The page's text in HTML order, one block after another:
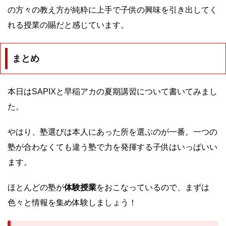
の方々の教え方が純粋に上手で子供の興味を引き出してく
れる授業の賜だと感じています。
まとめ
本日はSAPIXと早稲アカの夏期講習について書いてみまし
た。
やはり、塾選びは本人にあった所を選ぶのが一番。一つの
塾が合わなくても違う塾で力を発揮する子供はいっぱいい
ます。
ほとんどの塾が体験授業をおこなっているので、まずは
色々と情報を集め体験しましょう！